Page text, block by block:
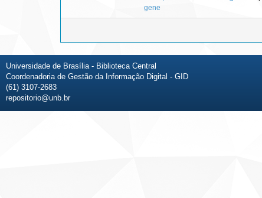
gene
Universidade de Brasília - Biblioteca Central
Coordenadoria de Gestão da Informação Digital - GID
(61) 3107-2683
repositorio@unb.br